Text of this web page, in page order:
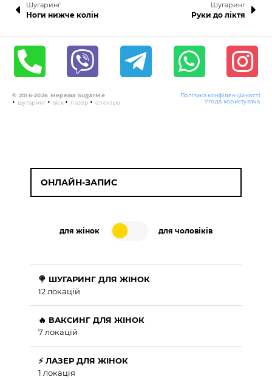
Шугаринг
Ноги нижче колін
Шугаринг
Руки до ліктя
© 2016-2026 Мережа SugarMe
• шугаринг • віск •лазер •електро
Політика конфіденційності
Угода користувача
ОНЛАЙН-ЗАПИС
для жінок для чоловіків
🍭 ШУГАРИНГ ДЛЯ ЖІНОК
12 локацій
🔥 ВАКСИНГ ДЛЯ ЖІНОК
7 локацій
⚡ ЛАЗЕР ДЛЯ ЖІНОК
1 локація